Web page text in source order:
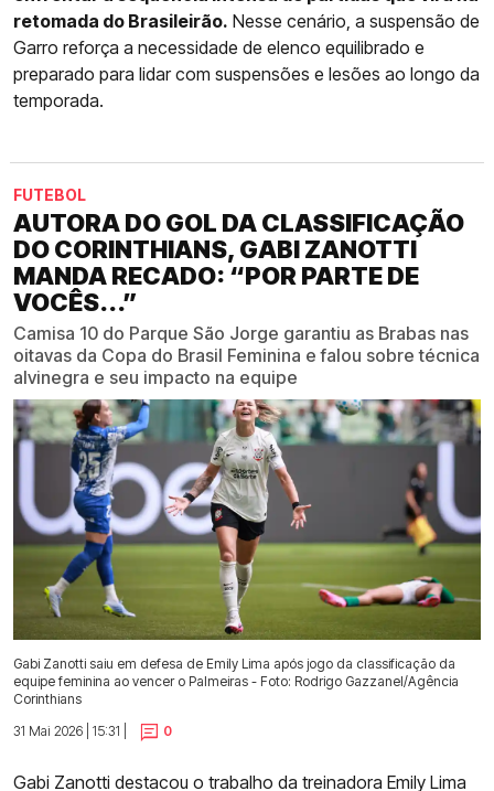
retomada do Brasileirão. Nesse cenário, a suspensão de
Garro reforça a necessidade de elenco equilibrado e
preparado para lidar com suspensões e lesões ao longo da
temporada.
FUTEBOL
AUTORA DO GOL DA CLASSIFICAÇÃO
DO CORINTHIANS, GABI ZANOTTI
MANDA RECADO: “POR PARTE DE
VOCÊS...”
Camisa 10 do Parque São Jorge garantiu as Brabas nas
oitavas da Copa do Brasil Feminina e falou sobre técnica
alvinegra e seu impacto na equipe
Gabi Zanotti saiu em defesa de Emily Lima após jogo da classificação da
equipe feminina ao vencer o Palmeiras - Foto: Rodrigo Gazzanel/Agência
Corinthians
31 Mai 2026 | 15:31 |
0
Gabi Zanotti destacou o trabalho da treinadora Emily Lima